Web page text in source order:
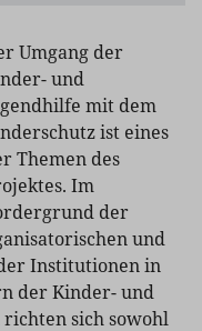
Umgang der
und
mit dem
ist eines
Themen des
Im
der
und
Institutionen in
der Kinder- und
sich sowohl